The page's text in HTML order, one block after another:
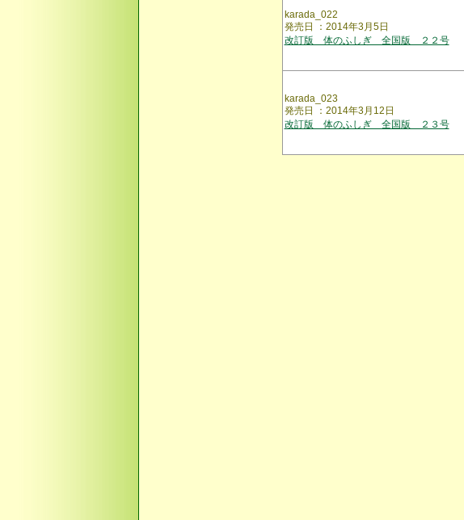
karada_022
発売日 ：2014年3月5日
改訂版 体のふしぎ 全国版 ２２号
karada_023
発売日 ：2014年3月12日
改訂版 体のふしぎ 全国版 ２３号